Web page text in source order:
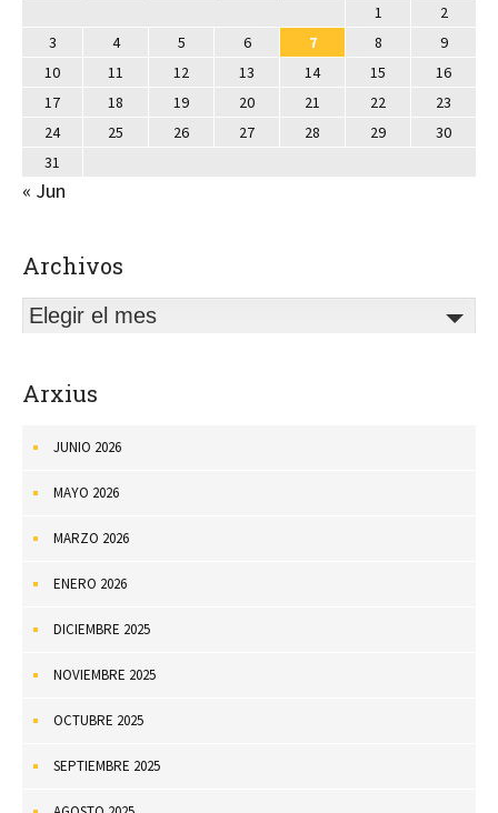
1
2
3
4 5 6 7 8
9
10
11 12 13 14 15
16
17
18 19 20 21 22
23
24
25 26 27 28 29
30
31
« Jun
Archivos
Elegir el mes
Arxius
JUNIO 2026
MAYO 2026
MARZO 2026
ENERO 2026
DICIEMBRE 2025
NOVIEMBRE 2025
OCTUBRE 2025
SEPTIEMBRE 2025